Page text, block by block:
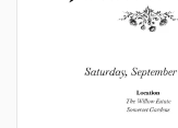
Zeitplan
Unser Schedule
Vorlage ist eine
Begrüßen Sie Ihre
Itinerary-Vorlage!